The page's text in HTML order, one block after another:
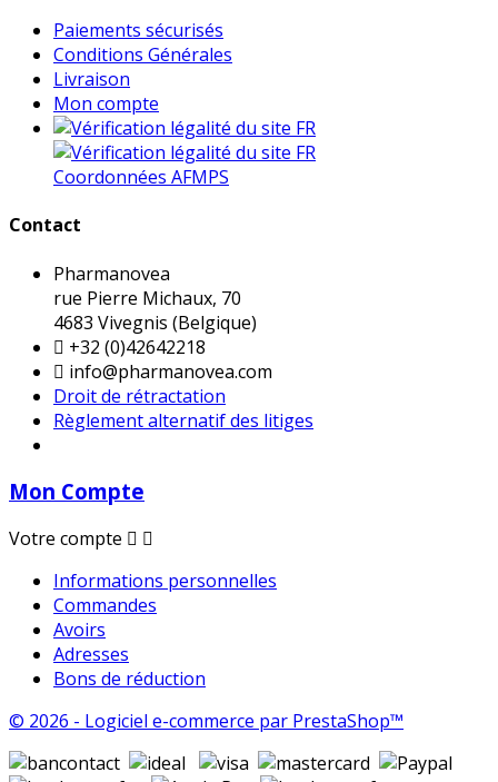
Paiements sécurisés
Conditions Générales
Livraison
Mon compte
Coordonnées AFMPS
Contact
Pharmanovea
rue Pierre Michaux, 70
4683 Vivegnis (Belgique)
 +32 (0)42642218
 info@pharmanovea.com
Droit de rétractation
Règlement alternatif des litiges
Mon Compte
Votre compte  
Informations personnelles
Commandes
Avoirs
Adresses
Bons de réduction
© 2026 - Logiciel e-commerce par PrestaShop™